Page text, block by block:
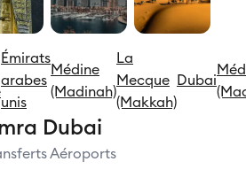
Émirats
arabes
unis
Médine
(Madinah)
La
Mecque
(Makkah)
Dubai
Dubai
Aéroports